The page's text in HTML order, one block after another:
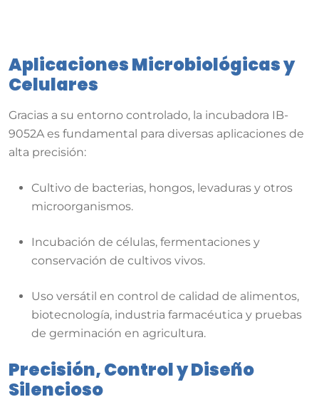
Aplicaciones Microbiológicas y
Celulares
Gracias a su entorno controlado, la incubadora IB-
9052A es fundamental para diversas aplicaciones de
alta precisión:
Cultivo de bacterias, hongos, levaduras y otros
microorganismos.
Incubación de células, fermentaciones y
conservación de cultivos vivos.
Uso versátil en control de calidad de alimentos,
biotecnología, industria farmacéutica y pruebas
de germinación en agricultura.
Precisión, Control y Diseño
Silencioso